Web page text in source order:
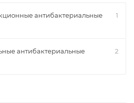
антибактериальные
1
антибактериальные
2